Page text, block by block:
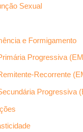
Sexual
e Formigamento
Progressiva
Recorrente
Progressiva